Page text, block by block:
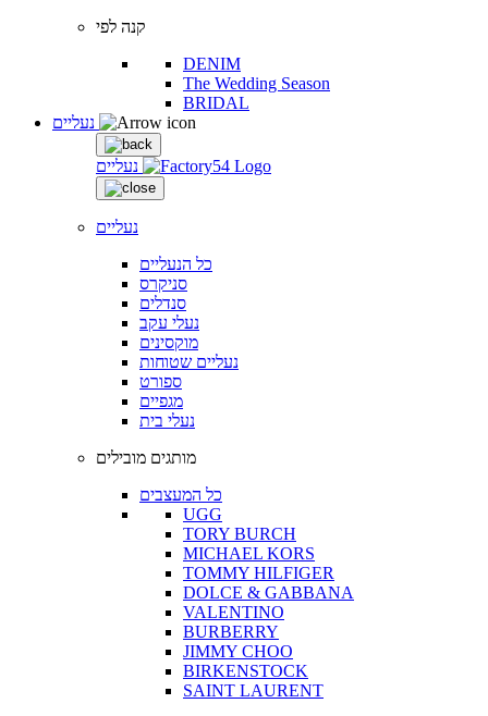
קנה לפי
DENIM
The Wedding Season
BRIDAL
נעליים
נעליים
כל הנעליים
סניקרס
סנדלים
נעלי עקב
מוקסינים
נעליים שטוחות
ספורט
מגפיים
נעלי בית
מותגים מובילים
כל המעצבים
UGG
TORY BURCH
MICHAEL KORS
TOMMY HILFIGER
DOLCE & GABBANA
VALENTINO
BURBERRY
JIMMY CHOO
BIRKENSTOCK
SAINT LAURENT